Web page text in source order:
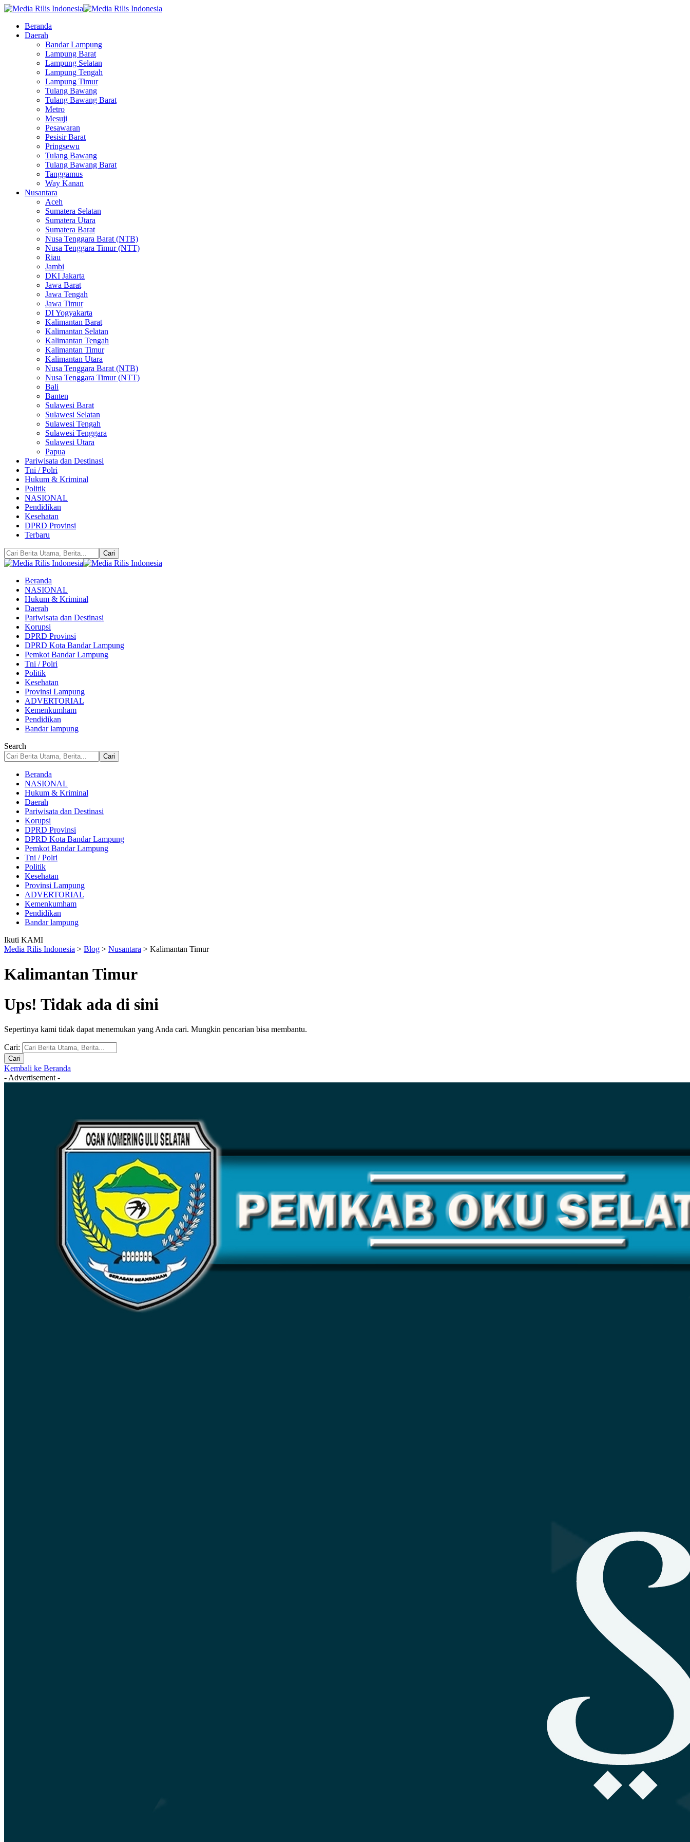
Beranda
Daerah
Bandar Lampung
Lampung Barat
Lampung Selatan
Lampung Tengah
Lampung Timur
Tulang Bawang
Tulang Bawang Barat
Metro
Mesuji
Pesawaran
Pesisir Barat
Pringsewu
Tulang Bawang
Tulang Bawang Barat
Tanggamus
Way Kanan
Nusantara
Aceh
Sumatera Selatan
Sumatera Utara
Sumatera Barat
Nusa Tenggara Barat (NTB)
Nusa Tenggara Timur (NTT)
Riau
Jambi
DKI Jakarta
Jawa Barat
Jawa Tengah
Jawa Timur
DI Yogyakarta
Kalimantan Barat
Kalimantan Selatan
Kalimantan Tengah
Kalimantan Timur
Kalimantan Utara
Nusa Tenggara Barat (NTB)
Nusa Tenggara Timur (NTT)
Bali
Banten
Sulawesi Barat
Sulawesi Selatan
Sulawesi Tengah
Sulawesi Tenggara
Sulawesi Utara
Papua
Pariwisata dan Destinasi
Tni / Polri
Hukum & Kriminal
Politik
NASIONAL
Pendidikan
Kesehatan
DPRD Provinsi
Terbaru
Beranda
NASIONAL
Hukum & Kriminal
Daerah
Pariwisata dan Destinasi
Korupsi
DPRD Provinsi
DPRD Kota Bandar Lampung
Pemkot Bandar Lampung
Tni / Polri
Politik
Kesehatan
Provinsi Lampung
ADVERTORIAL
Kemenkumham
Pendidikan
Bandar lampung
Search
Beranda
NASIONAL
Hukum & Kriminal
Daerah
Pariwisata dan Destinasi
Korupsi
DPRD Provinsi
DPRD Kota Bandar Lampung
Pemkot Bandar Lampung
Tni / Polri
Politik
Kesehatan
Provinsi Lampung
ADVERTORIAL
Kemenkumham
Pendidikan
Bandar lampung
Ikuti KAMI
Media Rilis Indonesia > Blog > Nusantara > Kalimantan Timur
Kalimantan Timur
Ups! Tidak ada di sini
Sepertinya kami tidak dapat menemukan yang Anda cari. Mungkin pencarian bisa membantu.
Cari:
Kembali ke Beranda
- Advertisement -